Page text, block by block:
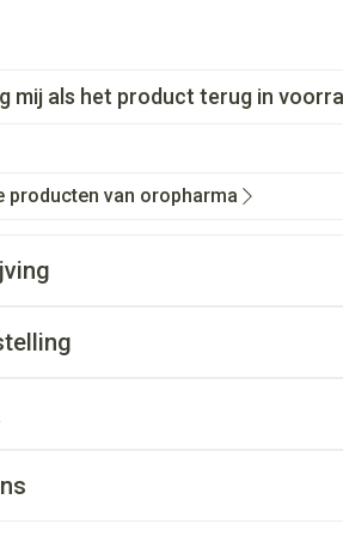
mij als het product terug in
producten van oropharma
stofwisseling en activeert de
productie en kwaliteit van het nieuwe
2 dagen per week
5 opeenvolgende dagen